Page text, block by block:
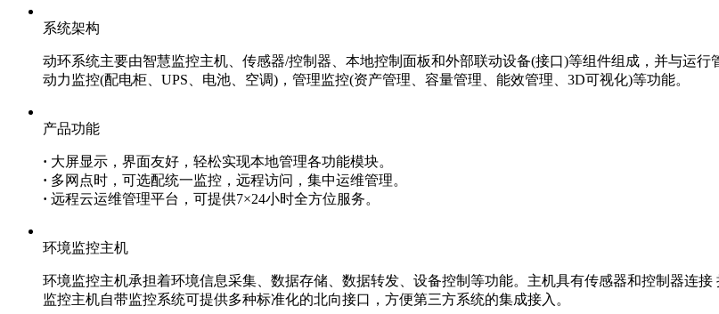
系统架构
动环系统主要由智慧监控主机、传感器/控制器、本地控制面板和外部联动设备(接口)等组件组成，并与运
动力监控(配电柜、UPS、电池、空调)，管理监控(资产管理、容量管理、能效管理、3D可视化)等功能。
产品功能
· 大屏显示，界面友好，轻松实现本地管理各功能模块。
· 多网点时，可选配统一监控，远程访问，集中运维管理。
· 远程云运维管理平台，可提供7×24小时全方位服务。
环境监控主机
环境监控主机承担着环境信息采集、数据存储、数据转发、设备控制等功能。主机具有传感器和控制器连
监控主机自带监控系统可提供多种标准化的北向接口，方便第三方系统的集成接入。